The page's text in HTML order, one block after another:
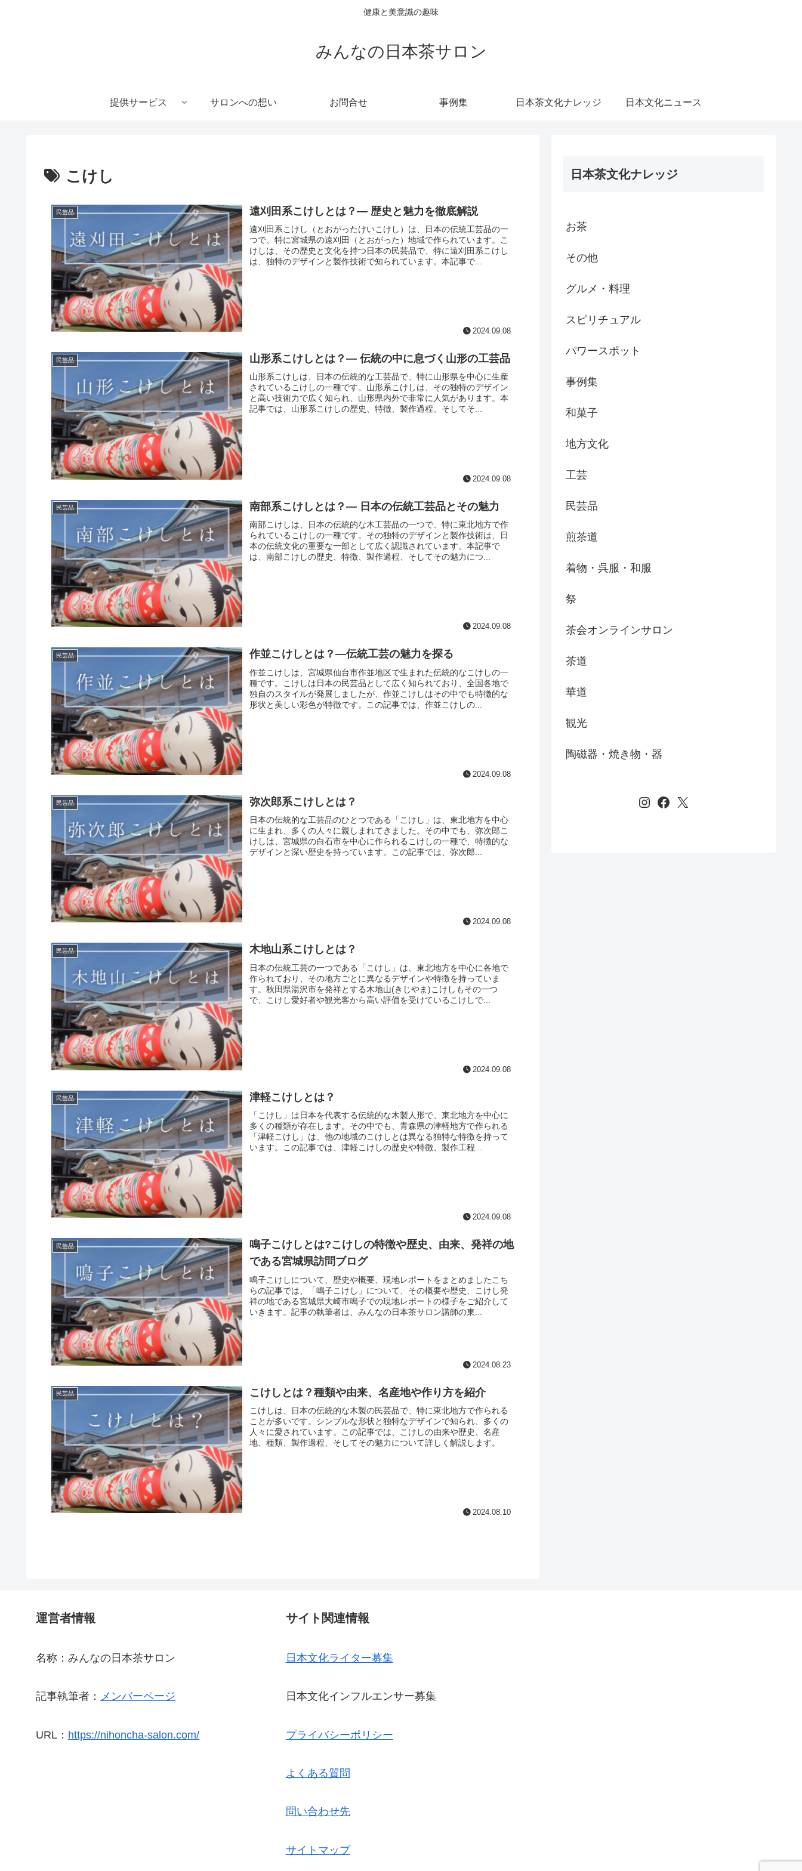
健康と美意識の趣味
みんなの日本茶サロン
提供サービス サロンへの想い お問合せ 事例集 日本茶文化ナレッジ 日本文化ニュース
こけし
民芸品 遠刈田系こけしとは？— 歴史と魅力を徹底解説
遠刈田系こけし（とおがったけいこけし）は、日本の伝統工芸品の一
つで、特に宮城県の遠刈田（とおがった）地域で作られています。こ
けしは、その歴史と文化を持つ日本の民芸品で、特に遠刈田系こけし
は、独特のデザインと製作技術で知られています。本記事で...
2024.09.08
民芸品 山形系こけしとは？— 伝統の中に息づく山形の工芸品
山形系こけしは、日本の伝統的な工芸品で、特に山形県を中心に生産
されているこけしの一種です。山形系こけしは、その独特のデザイン
と高い技術力で広く知られ、山形県内外で非常に人気があります。本
記事では、山形系こけしの歴史、特徴、製作過程、そしてそ...
2024.09.08
民芸品 南部系こけしとは？— 日本の伝統工芸品とその魅力
南部こけしは、日本の伝統的な木工芸品の一つで、特に東北地方で作
られているこけしの一種です。その独特のデザインと製作技術は、日
本の伝統文化の重要な一部として広く認識されています。本記事で
は、南部こけしの歴史、特徴、製作過程、そしてその魅力につ...
2024.09.08
民芸品 作並こけしとは？—伝統工芸の魅力を探る
作並こけしは、宮城県仙台市作並地区で生まれた伝統的なこけしの一
種です。こけしは日本の民芸品として広く知られており、全国各地で
独自のスタイルが発展しましたが、作並こけしはその中でも特徴的な
形状と美しい彩色が特徴です。この記事では、作並こけしの...
2024.09.08
民芸品 弥次郎系こけしとは？
日本の伝統的な工芸品のひとつである「こけし」は、東北地方を中心
に生まれ、多くの人々に親しまれてきました。その中でも、弥次郎こ
けしは、宮城県の白石市を中心に作られるこけしの一種で、特徴的な
デザインと深い歴史を持っています。この記事では、弥次郎...
2024.09.08
民芸品 木地山系こけしとは？
日本の伝統工芸の一つである「こけし」は、東北地方を中心に各地で
作られており、その地方ごとに異なるデザインや特徴を持っていま
す。秋田県湯沢市を発祥とする木地山(きじやま)こけしもその一つ
で、こけし愛好者や観光客から高い評価を受けているこけしで...
2024.09.08
民芸品 津軽こけしとは？
「こけし」は日本を代表する伝統的な木製人形で、東北地方を中心に
多くの種類が存在します。その中でも、青森県の津軽地方で作られる
「津軽こけし」は、他の地域のこけしとは異なる独特な特徴を持って
います。この記事では、津軽こけしの歴史や特徴、製作工程...
2024.09.08
民芸品
鳴子こけしとは?こけしの特徴や歴史、由来、発祥の地
である宮城県訪問ブログ
鳴子こけしについて、歴史や概要、現地レポートをまとめましたこち
らの記事では、「鳴子こけし」について、その概要や歴史、こけし発
祥の地である宮城県大崎市鳴子での現地レポートの様子をご紹介して
いきます。記事の執筆者は、みんなの日本茶サロン講師の東...
2024.08.23
民芸品 こけしとは？種類や由来、名産地や作り方を紹介
こけしは、日本の伝統的な木製の民芸品で、特に東北地方で作られる
ことが多いです。シンプルな形状と独特なデザインで知られ、多くの
人々に愛されています。この記事では、こけしの由来や歴史、名産
地、種類、製作過程、そしてその魅力について詳しく解説します。
2024.08.10
日本茶文化ナレッジ
お茶
その他
グルメ・料理
スピリチュアル
パワースポット
事例集
和菓子
地方文化
工芸
民芸品
煎茶道
着物・呉服・和服
祭
茶会オンラインサロン
茶道
華道
観光
陶磁器・焼き物・器
Instagram
Facebook
運営者情報
名称：みんなの日本茶サロン
記事執筆者： メンバーページ
URL： https://nihoncha-salon.com/
サイト関連情報
日本文化ライター募集
日本文化インフルエンサー募集
プライバシーポリシー
よくある質問
問い合わせ先
サイトマップ